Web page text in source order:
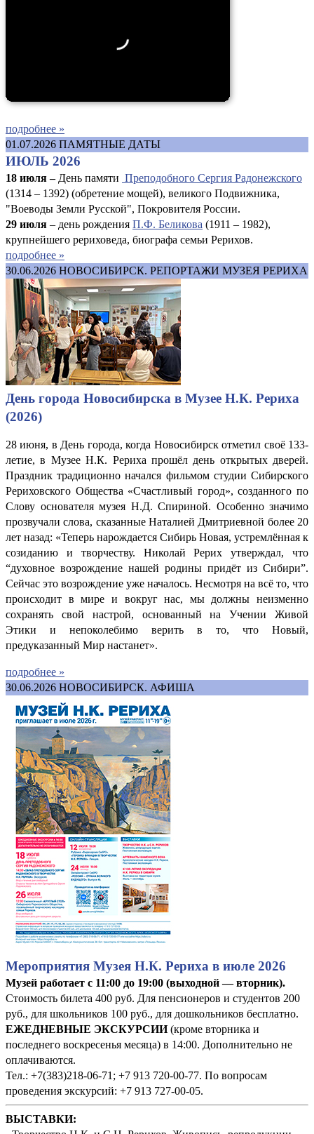
подробнее »
01.07.2026 ПАМЯТНЫЕ ДАТЫ
ИЮЛЬ 2026
18 июля – День памяти Преподобного Сергия Радонежского
(1314 – 1392) (обретение мощей), великого Подвижника,
"Воеводы Земли Русской", Покровителя России.
29 июля – день рождения П.Ф. Беликова (1911 – 1982),
крупнейшего рериховеда, биографа семьи Рерихов.
подробнее »
30.06.2026 НОВОСИБИРСК. РЕПОРТАЖИ МУЗЕЯ РЕРИХА
День города Новосибирска в Музее Н.К. Рериха
(2026)
28 июня, в День города, когда Новосибирск отметил своё 133-
летие, в Музее Н.К. Рериха прошёл день открытых дверей.
Праздник традиционно начался фильмом студии Сибирского
Рериховского Общества «Счастливый город», созданного по
Слову основателя музея Н.Д. Спириной. Особенно значимо
прозвучали слова, сказанные Наталией Дмитриевной более 20
лет назад: «Теперь нарождается Сибирь Новая, устремлённая к
созиданию и творчеству. Николай Рерих утверждал, что
“духовное возрождение нашей родины придёт из Сибири”.
Сейчас это возрождение уже началось. Несмотря на всё то, что
происходит в мире и вокруг нас, мы должны неизменно
сохранять свой настрой, основанный на Учении Живой
Этики и непоколебимо верить в то, что Новый,
предуказанный Мир настанет».
подробнее »
30.06.2026 НОВОСИБИРСК. АФИША
Мероприятия Музея Н.К. Рериха в июле 2026
Музей работает с 11:00 до 19:00 (выходной — вторник).
Стоимость билета 400 руб. Для пенсионеров и студентов 200
руб., для школьников 100 руб., для дошкольников бесплатно.
ЕЖЕДНЕВНЫЕ ЭКСКУРСИИ(кроме вторника и
последнего воскресенья месяца) в 14:00. Дополнительно не
оплачиваются.
Тел.: +7(383)218-06-71; +7 913 720-00-77. По вопросам
проведения экскурсий: +7 913 727-00-05.
ВЫСТАВКИ: